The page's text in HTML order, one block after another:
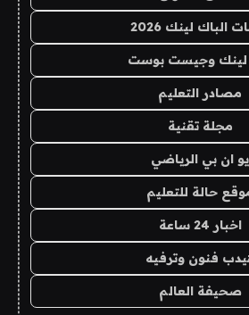
الباك لينك 2026
لينك وجيست بوست
مصادر التعليم
مجلة تقنية
يو ان بي الرياضي
حالة للتعليم
اخبار 24 ساعة
فنون وترفيه
صحيفة العالم